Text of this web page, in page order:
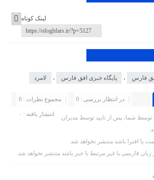
لینک کوتاه
فارس ، پایگاه خبری افق فارس ، لامرد
مجموع نظرات : 0 در انتظار بررسی : 0
انتشار یافته : ۰
شما، پس از تایید توسط مدیران
یا افترا باشد منتشر نخواهد شد.
زبان فارسی یا غیر مرتبط با خبر باشد منتشر نخواهد شد.